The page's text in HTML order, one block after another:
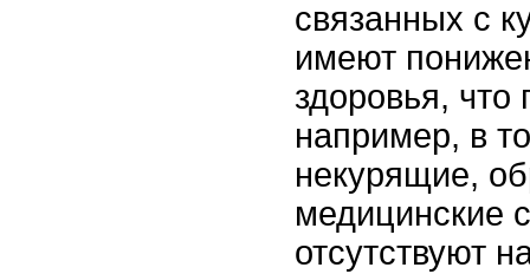
связанных с
имеют
здоровья, что
например, в
некурящие,
медицинские
отсутствуют